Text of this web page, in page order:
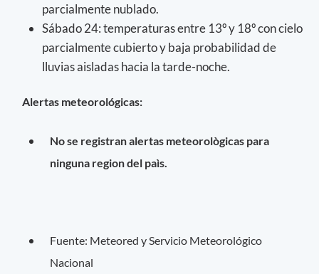
parcialmente nublado.
Sábado 24: temperaturas entre 13º y 18º con cielo
parcialmente cubierto y baja probabilidad de
lluvias aisladas hacia la tarde-noche.
Alertas meteorológicas:
No se registran alertas meteorològicas para
ninguna region del paìs.
Fuente: Meteored y Servicio Meteorológico
Nacional